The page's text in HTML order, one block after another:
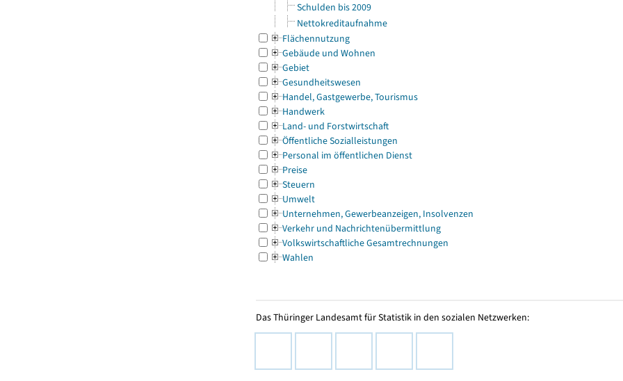
Schulden bis 2009
Nettokreditaufnahme
Flächennutzung
Gebäude und Wohnen
Gebiet
Gesundheitswesen
Handel, Gastgewerbe, Tourismus
Handwerk
Land- und Forstwirtschaft
Öffentliche Sozialleistungen
Personal im öffentlichen Dienst
Preise
Steuern
Umwelt
Unternehmen, Gewerbeanzeigen, Insolvenzen
Verkehr und Nachrichtenübermittlung
Volkswirtschaftliche Gesamtrechnungen
Wahlen
Das Thüringer Landesamt für Statistik in den sozialen Netzwerken: